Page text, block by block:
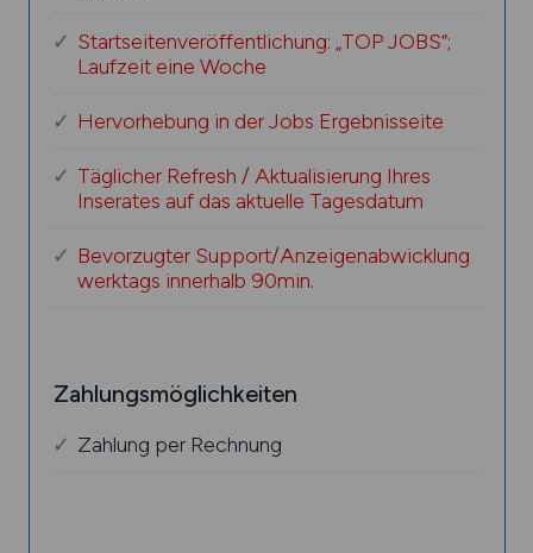
Startseitenveröffentlichung: „TOP JOBS“;
Laufzeit eine Woche
Hervorhebung in der Jobs Ergebnisseite
Täglicher Refresh / Aktualisierung Ihres
Inserates auf das aktuelle Tagesdatum
Bevorzugter Support/Anzeigenabwicklung
werktags innerhalb 90min.
Zahlungsmöglichkeiten
Zahlung per Rechnung